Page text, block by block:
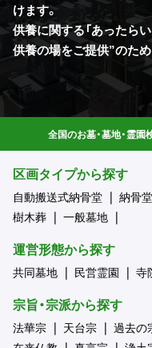
けます。
供養に関する「あったら
供養の場をご提供”のた
全国のお墓・墓地・霊園
区画タイプから探す
自動搬送式納骨堂 納骨堂
樹木葬
一般墓地
運営形態から探す
共同墓地 民営霊園 寺
宗旨・宗派から探す
法華宗 天台宗 過去の